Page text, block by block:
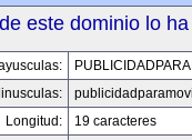
este dominio lo
Longitud:
19 caracteres